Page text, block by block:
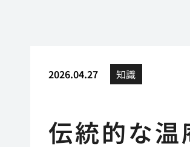
2026.04.27 知識
伝統的な